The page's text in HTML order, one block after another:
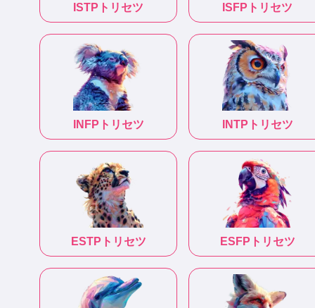
ISTP トリセツ ISFP トリセツ
INFP トリセツ INTP トリセツ
ESTP トリセツ ESFP トリセツ